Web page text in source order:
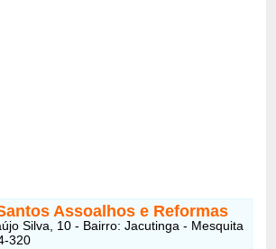
Assoalhos e Reformas
Silva, 10 - Bairro: Jacutinga - Mesquita
320